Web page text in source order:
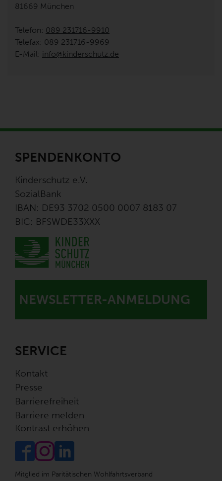
81669 München
Telefon: 089 231716-9910
Telefax: 089 231716-9969
E-Mail: info@kinderschutz.de
SPENDENKONTO
Kinderschutz e.V.
SozialBank
IBAN: DE93 3702 0500 0007 8183 07
BIC: BFSWDE33XXX
NEWSLETTER-ANMELDUNG
SERVICE
Kontakt
Presse
Barrierefreiheit
Barriere melden
Kontrast erhöhen
Mitglied im Paritätischen Wohlfahrtsverband